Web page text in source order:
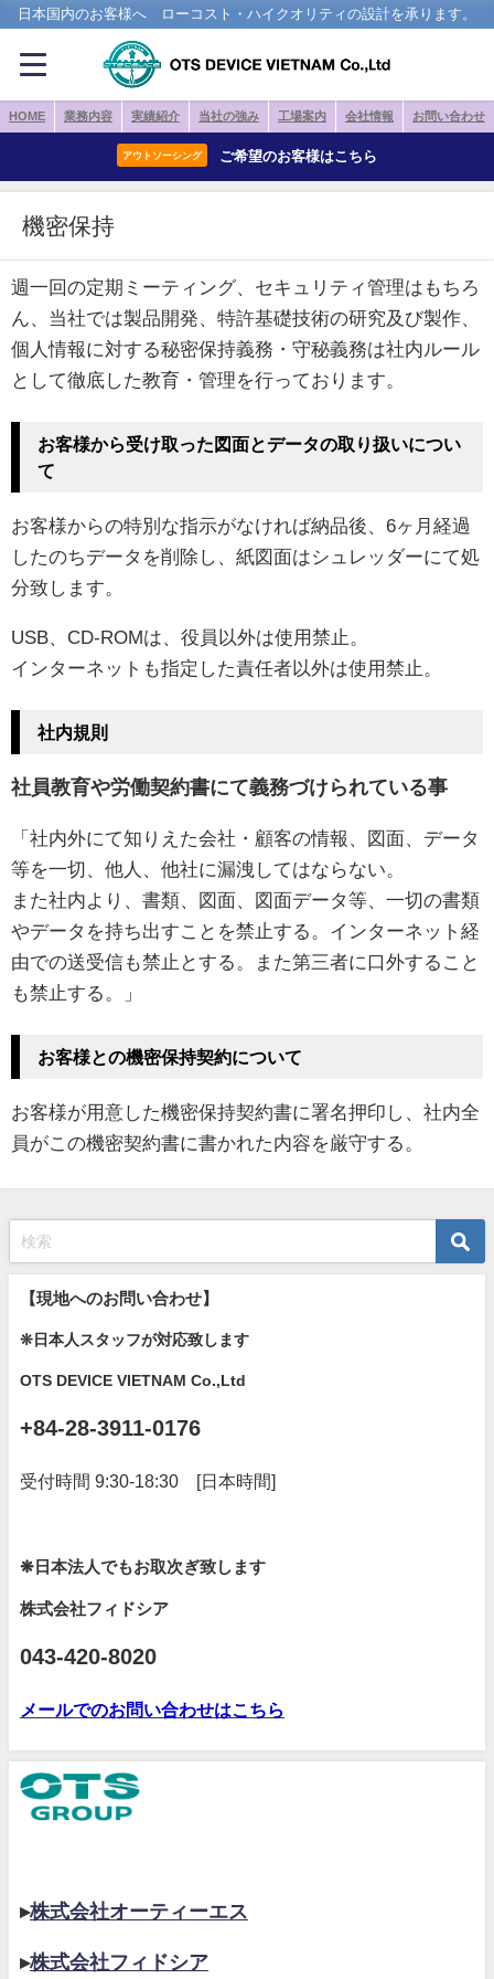
日本国内のお客様へ ローコスト・ハイクオリティの設計を承ります。
HOME 業務内容 実績紹介 当社の強み 工場案内 会社情報 お問い合わせ
アウトソーシング ご希望のお客様はこちら
機密保持
週一回の定期ミーティング、セキュリティ管理はもちろ
ん、当社では製品開発、特許基礎技術の研究及び製作、
個人情報に対する秘密保持義務・守秘義務は社内ルール
として徹底した教育・管理を行っております。
お客様から受け取った図面とデータの取り扱いについ
て
お客様からの特別な指示がなければ納品後、6ヶ月経過
したのちデータを削除し、紙図面はシュレッダーにて処
分致します。
USB、CD-ROMは、役員以外は使用禁止。
インターネットも指定した責任者以外は使用禁止。
社内規則
社員教育や労働契約書にて義務づけられている事
「社内外にて知りえた会社・顧客の情報、図面、データ
等を一切、他人、他社に漏洩してはならない。
また社内より、書類、図面、図面データ等、一切の書類
やデータを持ち出すことを禁止する。インターネット経
由での送受信も禁止とする。また第三者に口外すること
も禁止する。」
お客様との機密保持契約について
お客様が用意した機密保持契約書に署名押印し、社内全
員がこの機密契約書に書かれた内容を厳守する。
【現地へのお問い合わせ】
❊日本人スタッフが対応致します
OTS DEVICE VIETNAM Co.,Ltd
+84-28-3911-0176
受付時間 9:30-18:30 [日本時間]
❋日本法人でもお取次ぎ致します
株式会社フィドシア
043-420-8020
メールでのお問い合わせはこちら
▸株式会社オーティーエス
▸株式会社フィドシア